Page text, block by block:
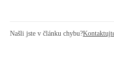
Našli jste v článku chybu?